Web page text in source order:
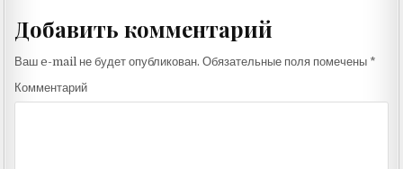
Добавить комментарий
Ваш e-mail не будет опубликован. Обязательные поля помечены *
Комментарий